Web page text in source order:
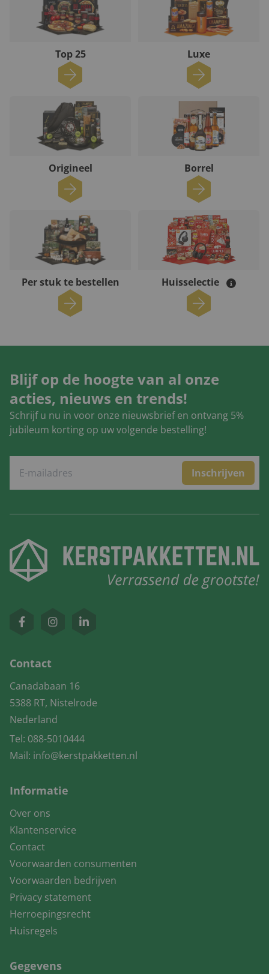
Top 25 Luxe
Origineel Borrel
Per stuk te bestellen Huisselectie
Blijf op de hoogte van al onze
acties, nieuws en trends!
Schrijf u nu in voor onze nieuwsbrief en ontvang 5%
jubileum korting op uw volgende bestelling!
Inschrijven
Contact
Canadabaan 16
5388 RT, Nistelrode
Nederland
Tel: 088-5010444
Mail: info@kerstpakketten.nl
Informatie
Over ons
Klantenservice
Contact
Voorwaarden consumenten
Voorwaarden bedrijven
Privacy statement
Herroepingsrecht
Huisregels
Gegevens